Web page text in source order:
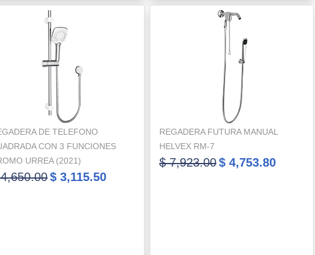
DE TELEFONO
CON 3 FUNCIONES
URREA (2021)
$ 3,115.50
REGADERA FUTURA MANUAL
HELVEX RM-7
$ 7,923.00$ 4,753.80